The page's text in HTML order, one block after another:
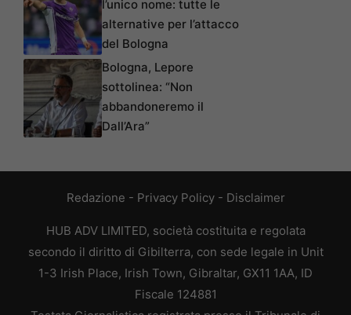
l’unico nome: tutte le
alternative per l’attacco
del Bologna
Bologna, Lepore
sottolinea: “Non
abbandoneremo il
Dall’Ara”
Redazione - Privacy Policy- Disclaimer
HUB ADV LIMITED, società costituita e regolata
secondo il diritto di Gibilterra, con sede legale in Unit
1-3 Irish Place, Irish Town, Gibraltar, GX11 1AA, ID
Fiscale 124881